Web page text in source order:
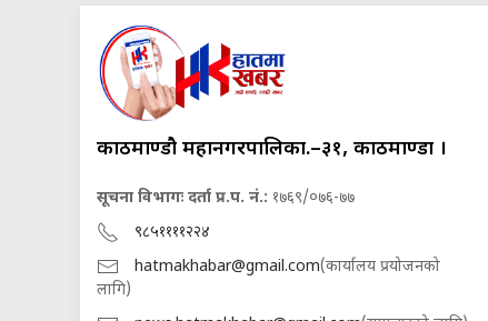
काठमाण्डौ महानगरपालिका.–३१, काठमाण्डौं ।
सूचना विभागः दर्ता प्र.प. नं.: १७६९/०७६-७७
९८५११११२२४
hatmakhabar@gmail.com(कार्यालय प्रयोजनको
लागि)